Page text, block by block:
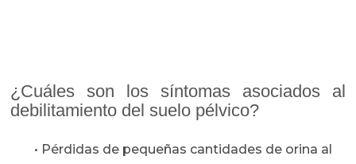
¿Cuáles son los síntomas asociados al
debilitamiento del suelo pélvico?
• Pérdidas de pequeñas cantidades de orina al